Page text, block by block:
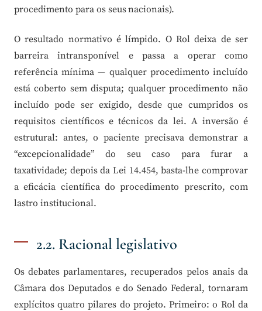
procedimento para os seus nacionais).
O resultado normativo é límpido. O Rol deixa de ser
barreira intransponível e passa a operar como
referência mínima — qualquer procedimento incluído
está coberto sem disputa; qualquer procedimento não
incluído pode ser exigido, desde que cumpridos os
requisitos científicos e técnicos da lei. A inversão é
estrutural: antes, o paciente precisava demonstrar a
“excepcionalidade” do seu caso para furar a
taxatividade; depois da Lei 14.454, basta-lhe comprovar
a eficácia científica do procedimento prescrito, com
lastro institucional.
2.2. Racional legislativo
Os debates parlamentares, recuperados pelos anais da
Câmara dos Deputados e do Senado Federal, tornaram
explícitos quatro pilares do projeto. Primeiro: o Rol da